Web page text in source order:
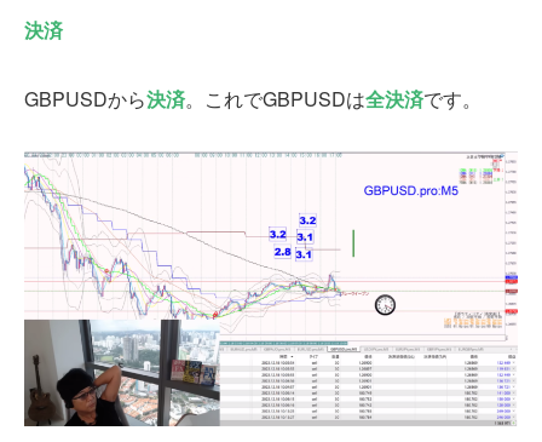
決済
GBPUSDから決済。これでGBPUSDは全決済です。